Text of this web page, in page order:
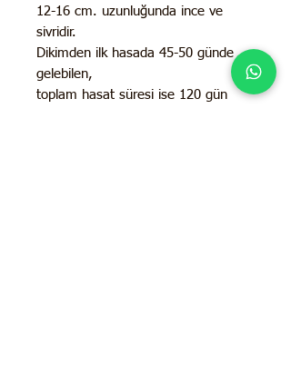
12-16 cm. uzunluğunda ince ve
sivridir.
Dikimden ilk hasada 45-50 günde
gelebilen,
toplam hasat süresi ise 120 gün